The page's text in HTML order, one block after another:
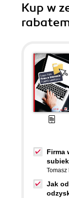
Kup w
Firma
Tomasz
Jak